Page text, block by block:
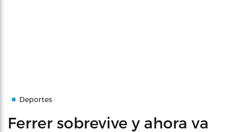
Deportes
Ferrer sobrevive y ahora va